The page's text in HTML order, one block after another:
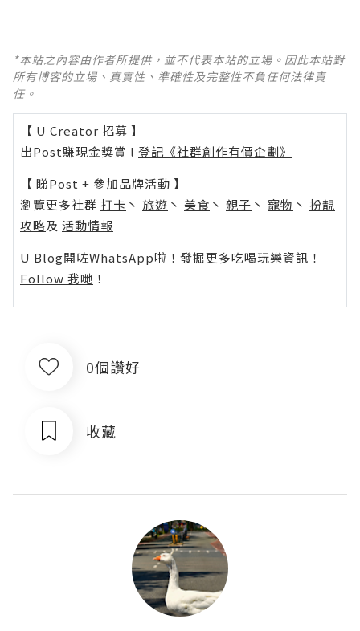
*本站之內容由作者所提供，並不代表本站的立場。因此本站對
所有博客的立場、真實性、準確性及完整性不負任何法律責
任。
【 U Creator 招募 】
出Post賺現金獎賞 l 登記《社群創作有價企劃》
【 睇Post + 參加品牌活動 】
瀏覽更多社群 打卡 丶 旅遊 丶 美食 丶 親子 丶 寵物 丶 扮靚
攻略及 活動情報
U Blog開咗WhatsApp啦！發掘更多吃喝玩樂資訊！
Follow 我哋 ！
0個讚好
收藏